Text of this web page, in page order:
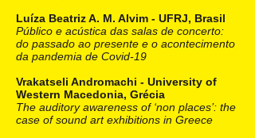
Luíza Beatriz A. M. Alvim - UFRJ, Brasil
Público e acústica das salas de concerto:
do passado ao presente e o acontecimento
da pandemia de Covid-19
Vrakatseli Andromachi - University of
Western Macedonia, Grécia
The auditory awareness of ‘non places’: the
case of sound art exhibitions in Greece